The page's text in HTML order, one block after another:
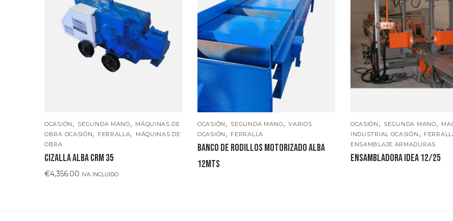
OCASIÓN , SEGUNDA MANO, MÁQUINAS DE
OBRA OCASIÓN, FERRALLA,
MÁQUINAS DE
OBRA
CIZALLA ALBA CRM 35
€4,356.00 IVA INCLUIDO
OCASIÓN , SEGUNDA MANO,VARIOS
OCASIÓN , FERRALLA
BANCO DE RODILLOS MOTORIZADO ALBA
12mts
OCASIÓN , SEGUNDA MANO,
INDUSTRIAL OCASIÓN ,
ENSAMBLAJE ARMADURAS
ENSAMBLADORA IDEA 12/25